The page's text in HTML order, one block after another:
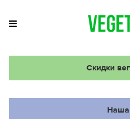
Скидки
Наша